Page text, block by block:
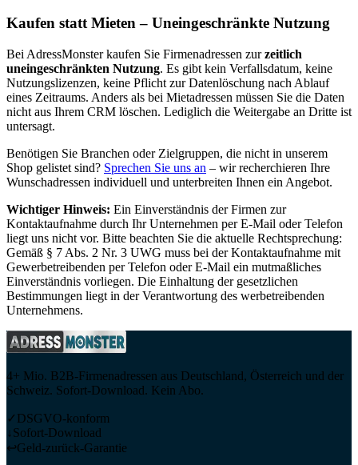
Kaufen statt Mieten – Uneingeschränkte Nutzung
Bei AdressMonster kaufen Sie Firmenadressen zur zeitlich
uneingeschränkten Nutzung. Es gibt kein Verfallsdatum, keine
Nutzungslizenzen, keine Pflicht zur Datenlöschung nach Ablauf
eines Zeitraums. Anders als bei Mietadressen müssen Sie die Daten
nicht aus Ihrem CRM löschen. Lediglich die Weitergabe an Dritte ist
untersagt.
Benötigen Sie Branchen oder Zielgruppen, die nicht in unserem
Shop gelistet sind? Sprechen Sie uns an – wir recherchieren Ihre
Wunschadressen individuell und unterbreiten Ihnen ein Angebot.
Wichtiger Hinweis: Ein Einverständnis der Firmen zur
Kontaktaufnahme durch Ihr Unternehmen per E-Mail oder Telefon
liegt uns nicht vor. Bitte beachten Sie die aktuelle Rechtsprechung:
Gemäß § 7 Abs. 2 Nr. 3 UWG muss bei der Kontaktaufnahme mit
Gewerbetreibenden per Telefon oder E-Mail ein mutmaßliches
Einverständnis vorliegen. Die Einhaltung der gesetzlichen
Bestimmungen liegt in der Verantwortung des werbetreibenden
Unternehmens.
4+ Mio. B2B-Firmenadressen aus Deutschland, Österreich und der
Schweiz. Sofort-Download. Kein Abo.
✓ DSGVO-konform
↓Sofort-Download
↩Geld-zurück-Garantie